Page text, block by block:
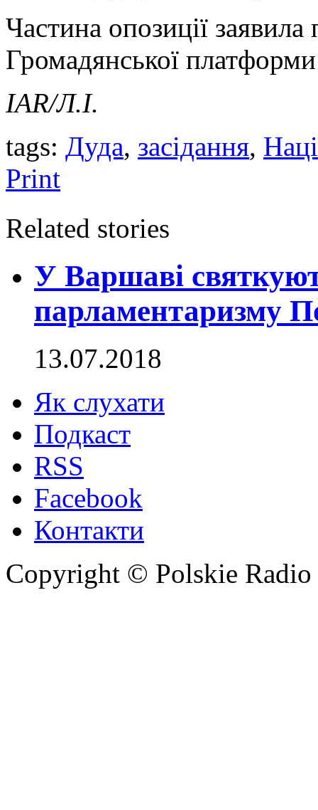
Частина опозиції
Громадянської
IAR/Л.І.
tags: Дуда, засідання,
Print
Related stories
У Варшаві
парламентаризму
13.07.2018
Як слухати
Подкаст
RSS
Facebook
Контакти
Copyright © Polskie